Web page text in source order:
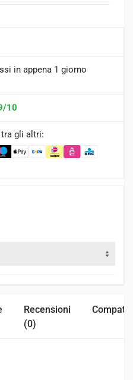
in appena 1 giorno
10
gli altri:
Recensioni
(0)